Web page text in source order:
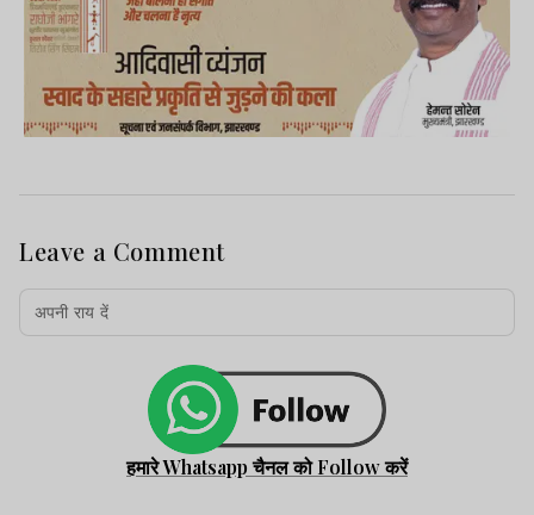
Leave a Comment
हमारे Whatsapp चैनल को Follow करें